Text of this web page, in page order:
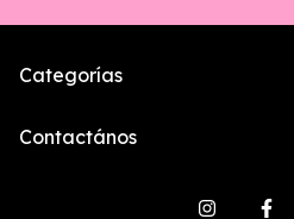
Categorías
Contactános